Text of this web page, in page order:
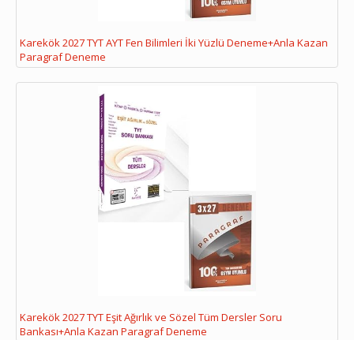
Karekök 2027 TYT AYT Fen Bilimleri İki Yüzlü Deneme+Anla Kazan
Paragraf Deneme
Karekök 2027 TYT Eşit Ağırlık ve Sözel Tüm Dersler Soru
Bankası+Anla Kazan Paragraf Deneme